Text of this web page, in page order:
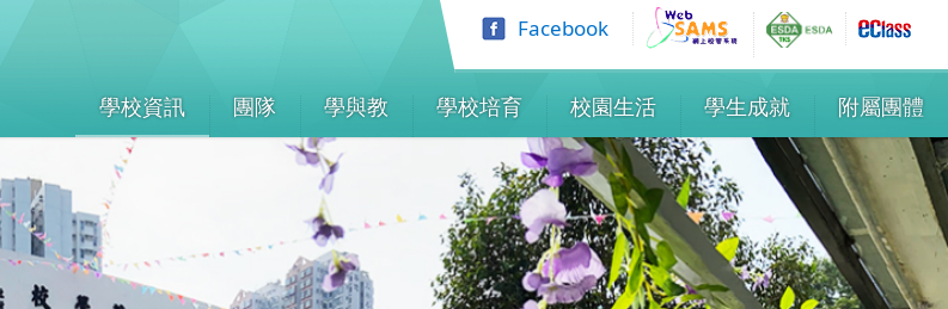
Facebook
學校資訊 團隊 學與教 學校培育 校園生活 學生成就 附屬團體